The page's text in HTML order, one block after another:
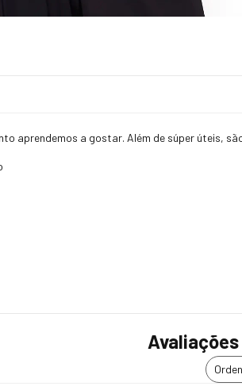
aprendemos a gostar. Além de súper úteis,